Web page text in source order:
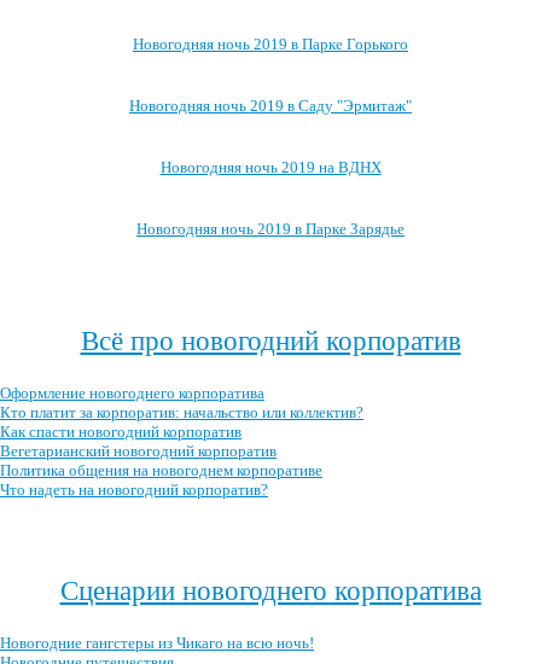
Новогодняя ночь 2019 в Парке Горького
Новогодняя ночь 2019 в Саду "Эрмитаж"
Новогодняя ночь 2019 на ВДНХ
Новогодняя ночь 2019 в Парке Зарядье
Всё про новогодний корпоратив
Оформление новогоднего корпоратива
Кто платит за корпоратив: начальство или коллектив?
Как спасти новогодний корпоратив
Вегетарианский новогодний корпоратив
Политика общения на новогоднем корпоративе
Что надеть на новогодний корпоратив?
Сценарии новогоднего корпоратива
Новогодние гангстеры из Чикаго на всю ночь!